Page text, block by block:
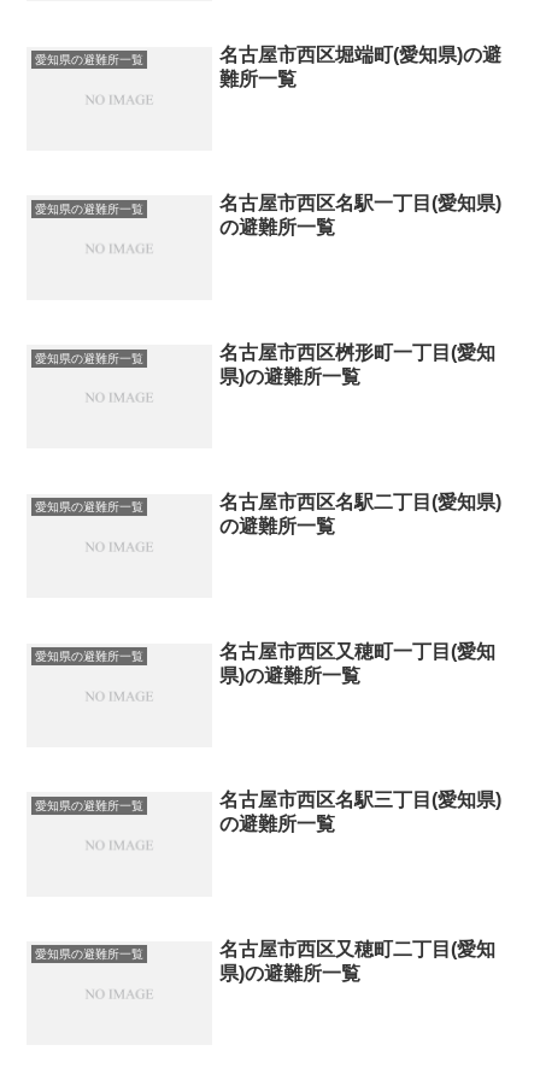
愛知県の避難所一覧
名古屋市西区堀端町(愛知県)の避
難所一覧
愛知県の避難所一覧
名古屋市西区名駅一丁目(愛知県)
の避難所一覧
愛知県の避難所一覧
名古屋市西区桝形町一丁目(愛知
県)の避難所一覧
愛知県の避難所一覧
名古屋市西区名駅二丁目(愛知県)
の避難所一覧
愛知県の避難所一覧
名古屋市西区又穂町一丁目(愛知
県)の避難所一覧
愛知県の避難所一覧
名古屋市西区名駅三丁目(愛知県)
の避難所一覧
愛知県の避難所一覧
名古屋市西区又穂町二丁目(愛知
県)の避難所一覧